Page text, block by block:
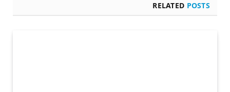
RELATED POSTS